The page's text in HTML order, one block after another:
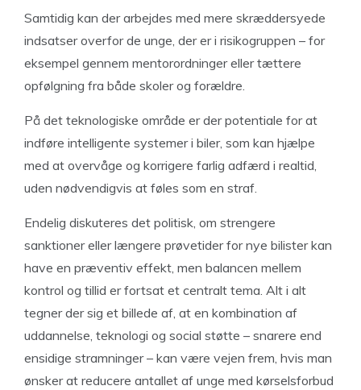
Samtidig kan der arbejdes med mere skræddersyede
indsatser overfor de unge, der er i risikogruppen – for
eksempel gennem mentorordninger eller tættere
opfølgning fra både skoler og forældre.
På det teknologiske område er der potentiale for at
indføre intelligente systemer i biler, som kan hjælpe
med at overvåge og korrigere farlig adfærd i realtid,
uden nødvendigvis at føles som en straf.
Endelig diskuteres det politisk, om strengere
sanktioner eller længere prøvetider for nye bilister kan
have en præventiv effekt, men balancen mellem
kontrol og tillid er fortsat et centralt tema. Alt i alt
tegner der sig et billede af, at en kombination af
uddannelse, teknologi og social støtte – snarere end
ensidige stramninger – kan være vejen frem, hvis man
ønsker at reducere antallet af unge med kørselsforbud